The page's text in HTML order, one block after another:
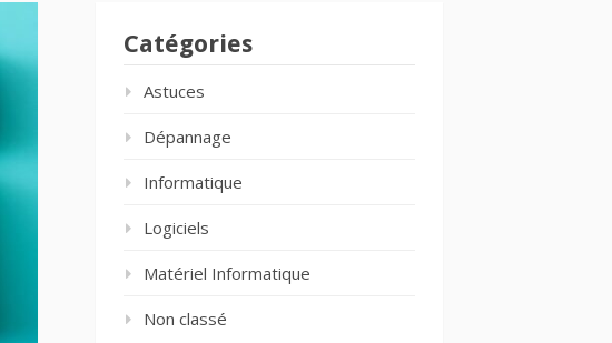
Catégories
Astuces
Dépannage
Informatique
Logiciels
Matériel Informatique
Non classé